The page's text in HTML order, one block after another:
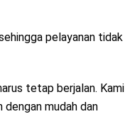
pelayanan tidak
tetap berjalan. Kami
mudah dan